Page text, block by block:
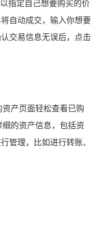
指定自己想要购买的价
自动成交，输入你想要
交易信息无误后，点击
产页面轻松查看已购
的资产信息，包括资
管理，比如进行转账、